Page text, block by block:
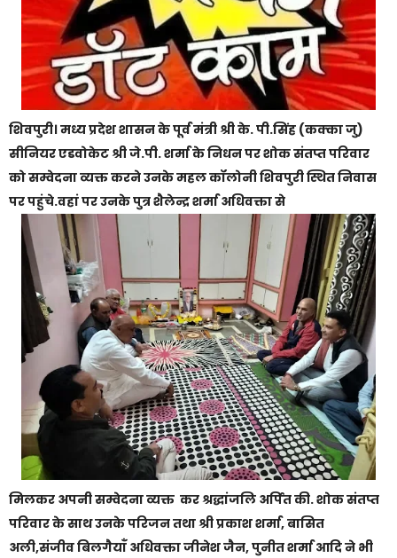
शिवपुरी। मध्य प्रदेश शासन के पूर्व मंत्री श्री के. पी.सिंह (कक्का जु)
सीनियर एडवोकेट श्री जे.पी. शर्मा के निधन पर शोक संतप्त परिवार
को सम्वेदना व्यक्त करने उनके महल कॉलोनी शिवपुरी स्थित निवास
पर पहुंचे.वहां पर उनके पुत्र शैलेन्द्र शर्मा अधिवक्ता से
मिलकर अपनी सम्वेदना व्यक्त कर श्रद्धांजलि अर्पित की. शोक संतप्त
परिवार के साथ उनके परिजन तथा श्री प्रकाश शर्मा, बासित
अली,संजीव बिलगैयाँ अधिवक्ता जीनेश जैन, पुनीत शर्मा आदि ने भी